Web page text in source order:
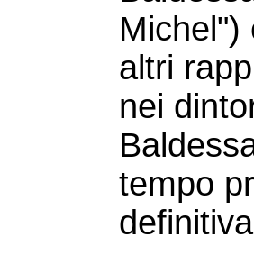
Michel")
altri
nei
tempo